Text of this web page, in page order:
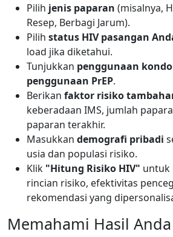
Pilih jenis paparan (misalnya,
Resep, Berbagi Jarum).
Pilih status HIV pasangan
load jika diketahui.
Tunjukkan penggunaan
penggunaan PrEP.
Berikan faktor risiko
keberadaan IMS, jumlah
paparan terakhir.
Masukkan demografi pribadi
usia dan populasi risiko.
Klik "Hitung Risiko HIV" untuk
rincian risiko, efektivitas
rekomendasi yang
Memahami Hasil Anda